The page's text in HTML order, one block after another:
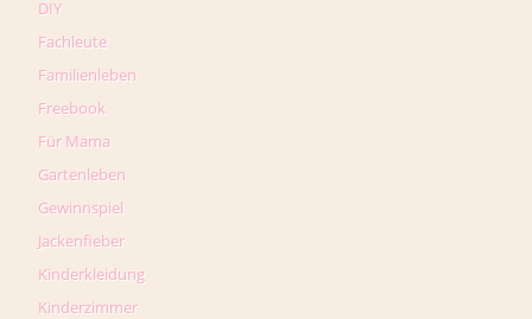
DIY
Fachleute
Familienleben
Freebook
Für Mama
Gartenleben
Gewinnspiel
Jackenfieber
Kinderkleidung
Kinderzimmer